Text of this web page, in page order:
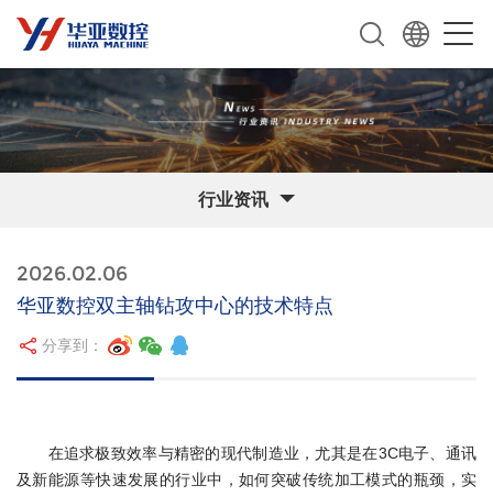
行业资讯
2026.02.06
华亚数控双主轴钻攻中心的技术特点
分享到：
在追求极致效率与精密的现代制造业，尤其是在3C电子、通讯
及新能源等快速发展的行业中，如何突破传统加工模式的瓶颈，实